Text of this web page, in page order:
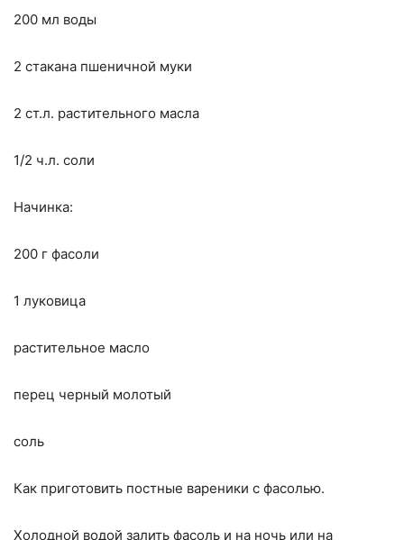
200 мл воды
2 стакана пшеничной муки
2 ст.л. растительного масла
1/2 ч.л. соли
Начинка:
200 г фасоли
1 луковица
растительное масло
перец черный молотый
соль
Как приготовить постные вареники с фасолью.
Холодной водой залить фасоль и на ночь или на